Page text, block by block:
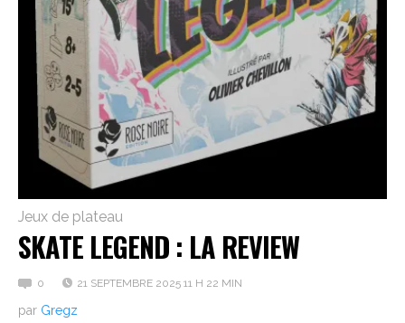
Jeux de plateau
SKATE LEGEND : LA REVIEW
0 21 SEPTEMBRE 2025 11 H 22 MIN
par Gregz